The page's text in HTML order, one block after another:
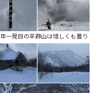
一発目の羊蹄山は惜しくも曇り